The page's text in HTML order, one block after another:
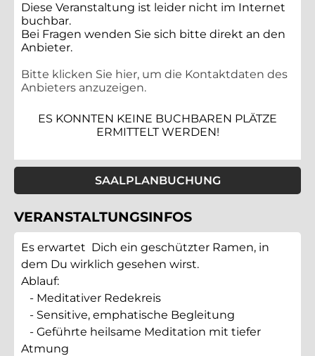
Diese Veranstaltung ist leider nicht im Internet
buchbar.
Bei Fragen wenden Sie sich bitte direkt an den
Anbieter.
Bitte klicken Sie hier, um die Kontaktdaten des
Anbieters anzuzeigen.
ES KONNTEN KEINE BUCHBAREN PLÄTZE
ERMITTELT WERDEN!
SAALPLANBUCHUNG
VERANSTALTUNGSINFOS
Es erwartet Dich ein geschützter Ramen, in
dem Du wirklich gesehen wirst.
Ablauf:
- Meditativer Redekreis
- Sensitive, emphatische Begleitung
- Geführte heilsame Meditation mit tiefer
Atmung